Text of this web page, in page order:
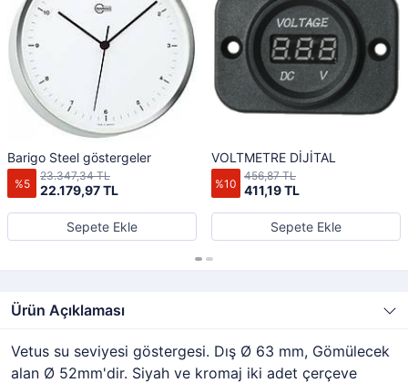
Barigo Steel göstergeler
%5 22.179,97 TL
23.347,34 TL
Sepete Ekle
VOLTMETRE DİJİTAL
%10 411,19 TL
456,87 TL
Sepete Ekle
Ürün Açıklaması
Vetus su seviyesi göstergesi. Dış Ø 63 mm, Gömülecek
alan Ø 52mm'dir. Siyah ve kromaj iki adet çerçeve